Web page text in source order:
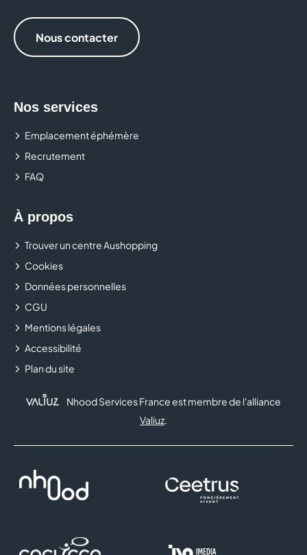
Nous contacter
Nos services
Emplacement éphémère
Recrutement
FAQ
À propos
Trouver un centre Aushopping
Cookies
Données personnelles
CGU
Mentions légales
Accessibilité
Plan du site
Nhood Services France est membre de l'alliance
Valiuz.